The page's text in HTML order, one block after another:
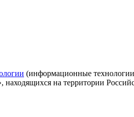
(информационные технологии
находящихся на территории